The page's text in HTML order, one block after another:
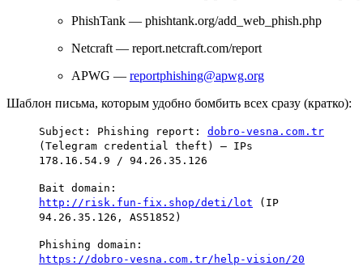
PhishTank — phishtank.org/add_web_phish.php
Netcraft — report.netcraft.com/report
APWG — reportphishing@apwg.org
Шаблон письма, которым удобно бомбить всех сразу (кратко):
Subject: Phishing report: dobro‑vesna.com.tr
(Telegram credential theft) — IPs
178.16.54.9 / 94.26.35.126
Bait domain:
http://risk.fun‑fix.shop/deti/lot (IP
94.26.35.126, AS51852)
Phishing domain:
https://dobro‑vesna.com.tr/help‑vision/20